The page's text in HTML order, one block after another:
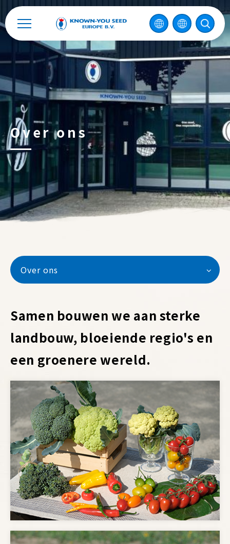
Over ons
Over ons
Technologieën
ISO Certificering
Samen bouwen we aan sterke
landbouw, bloeiende regio's en
een groenere wereld.
2026 ©
KNOWN-YOU SEED CO., LTD
Ontwerp